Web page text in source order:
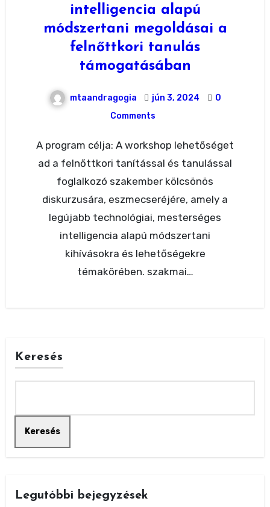
intelligencia alapú
módszertani megoldásai a
felnőttkori tanulás
támogatásában
mtaandragogia jún 3, 2024
0
Comments
A program célja: A workshop lehetőséget
ad a felnőttkori tanítással és tanulással
foglalkozó szakember kölcsönös
diskurzusára, eszmecseréjére, amely a
legújabb technológiai, mesterséges
intelligencia alapú módszertani
kihívásokra és lehetőségekre
témakörében. szakmai…
Keresés
Keresés
Legutóbbi bejegyzések